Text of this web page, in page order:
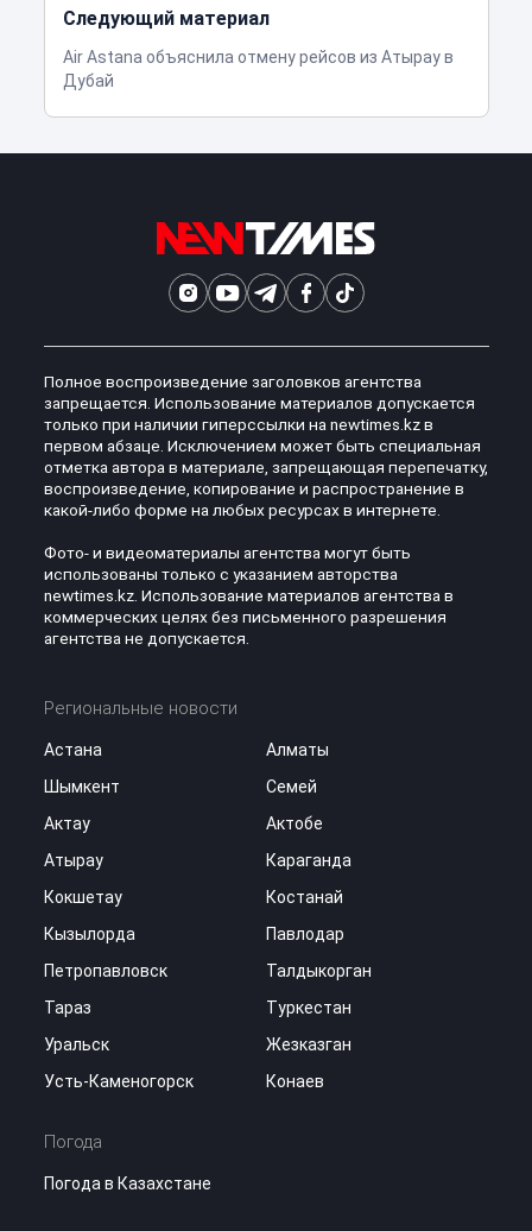
Следующий материал
Air Astana объяснила отмену рейсов из Атырау в
Дубай
Полное воспроизведение заголовков агентства
запрещается. Использование материалов допускается
только при наличии гиперссылки на newtimes.kz в
первом абзаце. Исключением может быть специальная
отметка автора в материале, запрещающая перепечатку,
воспроизведение, копирование и распространение в
какой-либо форме на любых ресурсах в интернете.
Фото- и видеоматериалы агентства могут быть
использованы только с указанием авторства
newtimes.kz. Использование материалов агентства в
коммерческих целях без письменного разрешения
агентства не допускается.
Региональные новости
Астана
Алматы
Шымкент
Семей
Актау
Актобе
Атырау
Караганда
Кокшетау
Костанай
Кызылорда
Павлодар
Петропавловск
Талдыкорган
Тараз
Туркестан
Уральск
Жезказган
Усть-Каменогорск
Конаев
Погода
Погода в Казахстане